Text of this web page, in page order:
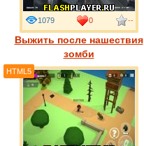
Выжить после нашествия
зомби
1079 0 --
HTML5